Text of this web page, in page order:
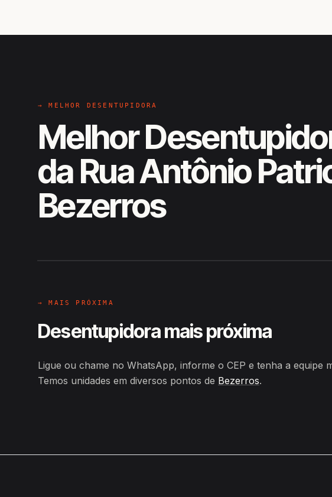
→ MELHOR DESENTUPIDORA
Melhor
da Rua Antônio
Bezerros
EM CAMPO
→ MAIS PRÓXIMA
Desentupidora mais próxima
Ligue ou chame no WhatsApp, informe o CEP e tenha a equipe
Temos unidades em diversos pontos de Bezerros.